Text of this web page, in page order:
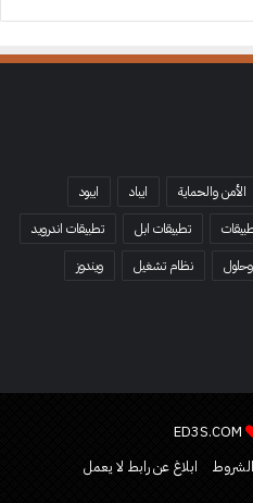
الأمن والحماية ايباد
ايبود
تطبيقات ابل
تطبيقات اندرويد
نظام تشغيل ويندوز
ابلاغ عن رابط لا يعمل